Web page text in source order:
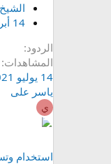
14 أبريل 2019
الردود
المشاهدات
14 يوليو 2021
ياسر على
ي
استخدام